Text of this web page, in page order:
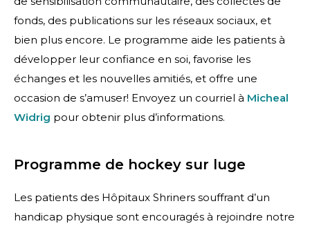
fonds, des publications sur les réseaux sociaux, et
bien plus encore. Le programme aide les patients à
développer leur confiance en soi, favorise les
échanges et les nouvelles amitiés, et offre une
occasion de s’amuser! Envoyez un courriel à Micheal
Widrig pour obtenir plus d’informations.
Programme de hockey sur luge
Les patients des Hôpitaux Shriners souffrant d’un
handicap physique sont encouragés à rejoindre notre